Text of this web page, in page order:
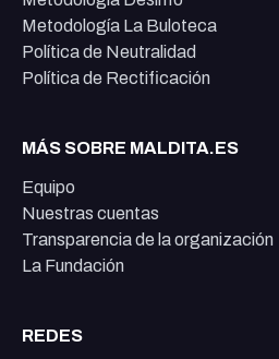
Metodología La Buloteca
Política de Neutralidad
Política de Rectificación
MÁS SOBRE MALDITA.ES
Equipo
Nuestras cuentas
Transparencia de la organización
La Fundación
REDES